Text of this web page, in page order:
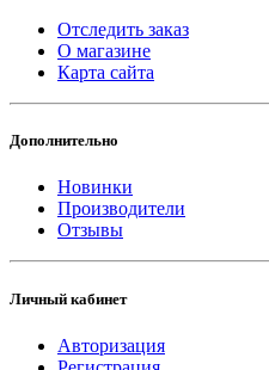
Отследить заказ
О магазине
Карта сайта
Дополнительно
Новинки
Производители
Отзывы
Личный кабинет
Авторизация